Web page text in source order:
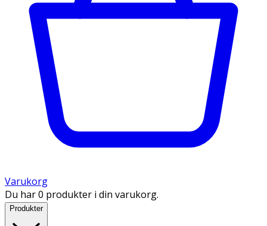
Varukorg
Du har 0 produkter i din varukorg.
Produkter